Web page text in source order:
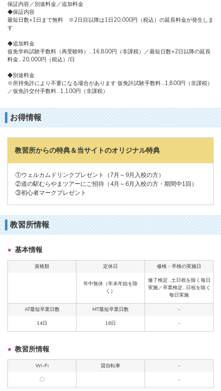
保証内容／別途料金／追加料金
◆保証内容
最短日数+1日まで無料 ※2日目以降は1日20,000円（税込）の延長料金が発生しま
す
◆追加料金
仮免学科試験手数料（再受験時）…16,800円（非課税）／最短日数+2日以降の延長
料金…20,000円（税込）/日
◆別途料金
※所持免許により不要になる場合があります 仮免許試験手数料…1,800円（非課税）
／仮免許交付手数料…1,100円（非課税）
お得情報
教習所からの特典＆当サイトのオリジナル特典
①ウェルカムドリンクプレゼント（7月～9月入校の方）
②道の駅むらやまツアーにご招待（4月～6月入校の方・期間中1回）
③初心者マークプレゼント
教習所情報
基本情報
資格類 定休日 修検・卒検の実施日
年中無休（年末年始を除
く）
修了検定…土日祝を除く毎日
実施／卒業検定…日祝を除く
毎日実施
AT最短卒業日数 MT最短卒業日数
-
14日
16日 -
教習所情報
Wi-Fi 貸自転車
-
〇
-